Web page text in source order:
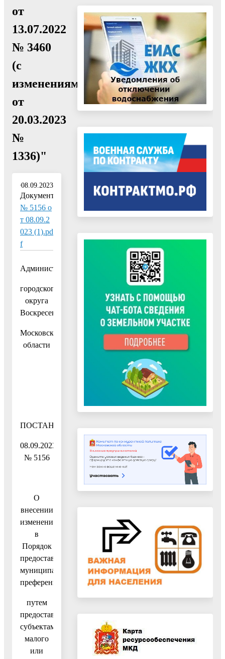
от
13.07.2022
№ 3460
(с
изменениями
от
20.03.2023
№
1336)"
08.09.2023
Документ:
№ 5156 о
т 08.09.2
023 (1).pd
f
Администрация
городского
округа
Воскресенск
Московской
области
ПОСТАНОВЛЕНИЕ
08.09.2023
№ 5156
О
внесении
изменений
в
Порядок
предоставления
муниципальной
преференции
путем
предоставления
субъектам
малого
или